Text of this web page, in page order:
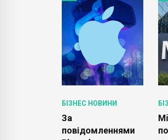
БІЗНЕС НОВИНИ
За
повідомленнями